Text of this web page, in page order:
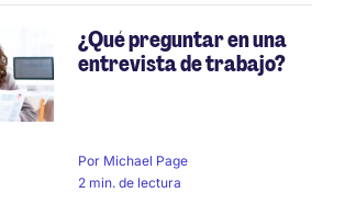
¿Qué preguntar en una
entrevista de trabajo?
Por Michael Page
2 min. de lectura